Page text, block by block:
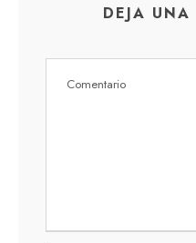
DEJA UNA